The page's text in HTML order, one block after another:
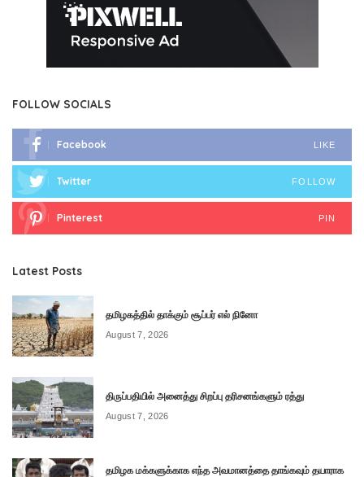
FOLLOW SOCIALS
Facebook LIKE
Twitter FOLLOW
Pinterest PIN
Latest Posts
தமிழகத்தில் தாக்கும் சூப்பர் எல் நினோ
August 7, 2026
திருப்பதியில் அனைத்து சிறப்பு தரிசனங்களும் ரத்து
August 7, 2026
தமிழக மக்களுக்காக எந்த அவமானத்தை தாங்கவும் தயாராக